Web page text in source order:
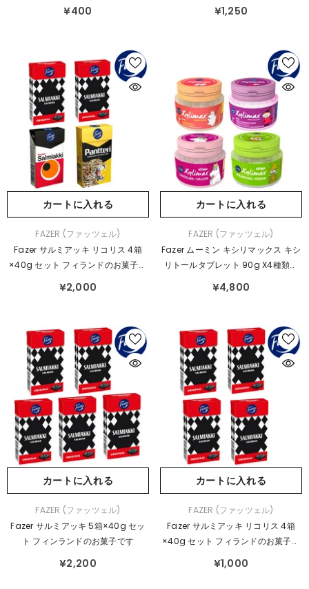
¥400 ¥1,250
カートに入れる
売
元：
FAZER (ファッツェル)
Fazer サルミアッキ リコリス 4箱
×40g セット フィランドのお菓子で
¥2,000
カートに入れる
売
元：
FAZER (ファッツェル)
Fazer ムーミン キシリマックス キシ
リトールタブレット 90g X4種類セ
¥4,800
カートに入れる
売
FAZER (ファッツェル)
Fazer サルミアッキ 5箱×40g セッ
ト フィンランドのお菓子です
¥2,200
カートに入れる
売
元：
FAZER (ファッツェル)
Fazer サルミアッキ リコリス 4箱
×40g セット フィランドのお菓子で
¥1,000